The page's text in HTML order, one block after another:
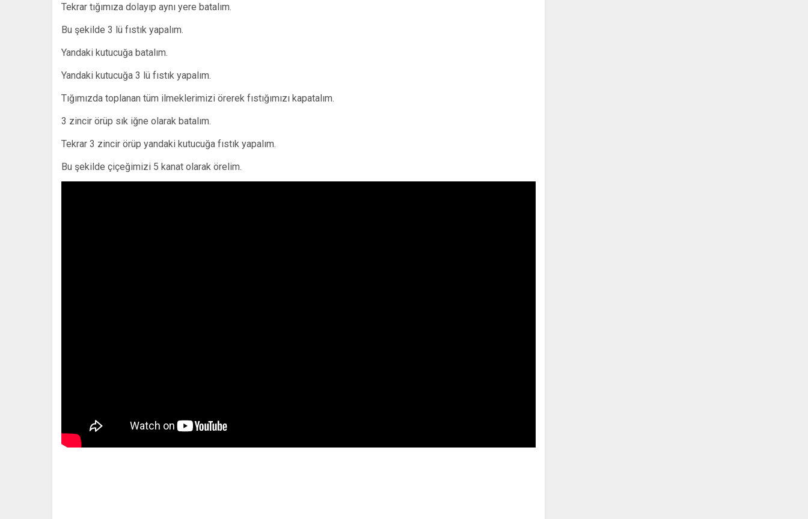
Tekrar tığımıza dolayıp aynı yere batalım.
Bu şekilde 3 lü fıstık yapalım.
Yandaki kutucuğa batalım.
Yandaki kutucuğa 3 lü fıstık yapalım.
Tığımızda toplanan tüm ilmeklerimizi örerek fıstığımızı kapatalım.
3 zincir örüp sık iğne olarak batalım.
Tekrar 3 zincir örüp yandaki kutucuğa fıstık yapalım.
Bu şekilde çiçeğimizi 5 kanat olarak örelim.